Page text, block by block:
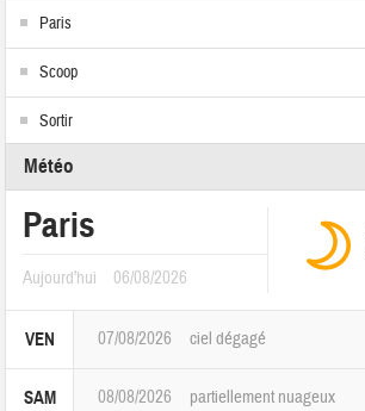
Paris
Scoop
Sortir
Météo
Paris
Aujourd'hui 06/08/2026
VEN 07/08/2026 ciel dégagé
SAM 08/08/2026 partiellement nuageux